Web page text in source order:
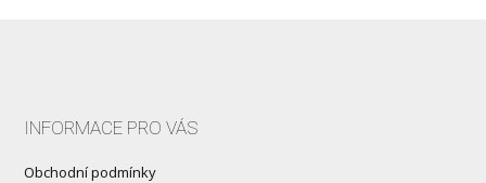
INFORMACE PRO VÁS
Obchodní podmínky